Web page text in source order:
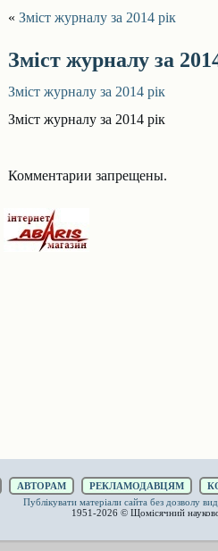
« Зміст журналу за 2014 рік
Зміст журналу за
Зміст журналу за 2014 рік
Зміст журналу за 2014 рік
Комментарии запрещены.
АВТОРАМ РЕКЛАМОДАВЦЯМ
Публікувати матеріали сайта без дозволу
1951-2026 © Щомісячний